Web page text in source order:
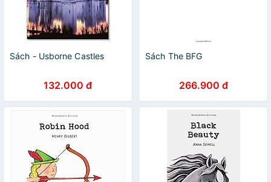
Sách - Usborne Castles
132.000 đ
Sách The BFG
266.900 đ